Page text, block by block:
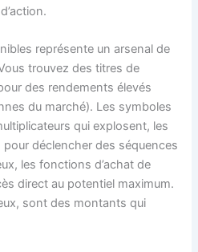
représente un arsenal de
trouvez des titres de
des rendements élevés
du marché). Les symboles
qui explosent, les
déclencher des séquences
les fonctions d’achat de
direct au potentiel maximum.
sont des montants qui